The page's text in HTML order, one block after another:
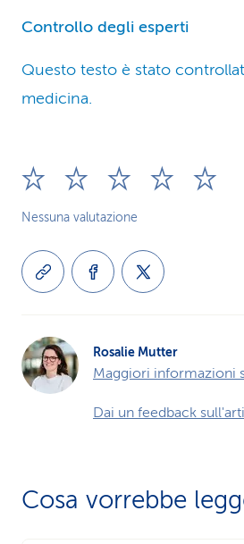
Controllo degli esperti
Questo testo è stato
medicina.
Nessuna valutazione
Rosalie Mutter
Maggiori informazioni
Dai un feedback
Cosa vorrebbe